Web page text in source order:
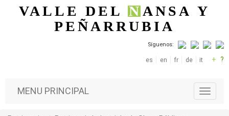
Pasar al contenido principal
VALLE DELNANSA Y
PEÑARRUBIA
Síguenos:
es en fr de it + ?
T
o
MENU PRINCIPAL